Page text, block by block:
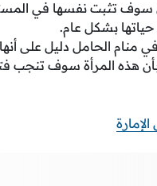
سوف تثبت نفسها في
بشكل عام.
منام الحامل دليل على
هذه المرأة سوف تنجب